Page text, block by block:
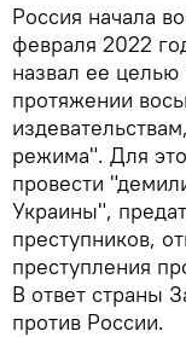
Россия начала
февраля 2022
назвал ее
протяжении
режима". Для
провести
Украины",
преступников,
преступления
В ответ страны
против России.